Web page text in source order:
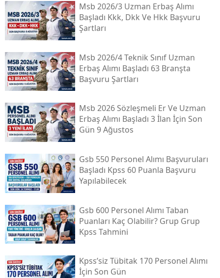
Msb 2026/3 Uzman Erbaş Alımı
Başladı Kkk, Dkk Ve Hkk Başvuru
Şartları
Msb 2026/4 Teknik Sınıf Uzman
Erbaş Alımı Başladı 63 Branşta
Başvuru Şartları
Msb 2026 Sözleşmeli Er Ve Uzman
Erbaş Alımı Başladı 3 İlan İçin Son
Gün 9 Ağustos
Gsb 550 Personel Alımı Başvuruları
Başladı Kpss 60 Puanla Başvuru
Yapılabilecek
Gsb 600 Personel Alımı Taban
Puanları Kaç Olabilir? Grup Grup
Kpss Tahmini
Kpss’siz Tübi̇tak 170 Personel Alımı
İçin Son Gün